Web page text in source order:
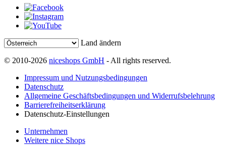
Land ändern
© 2010-2026 niceshops GmbH - All rights reserved.
Impressum und Nutzungsbedingungen
Datenschutz
Allgemeine Geschäftsbedingungen und Widerrufsbelehrung
Barrierefreiheitserklärung
Datenschutz-Einstellungen
Unternehmen
Weitere nice Shops